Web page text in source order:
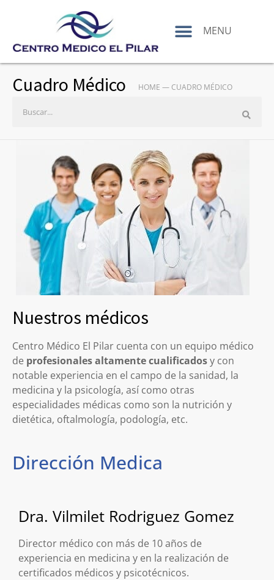
MENU
Cuadro Médico HOME —CUADRO MÉDICO
Nuestros médicos
Centro Médico El Pilar cuenta con un equipo médico
de profesionales altamente cualificadosy con
notable experiencia en el campo de la sanidad, la
medicina y la psicología, así como otras
especialidades médicas como son la nutrición y
dietética, oftalmología, podología, etc.
Dirección Medica
Dra. Vilmilet Rodriguez Gomez
Director médico con más de 10 años de
experiencia en medicina y en la realización de
certificados médicos y psicotécnicos.